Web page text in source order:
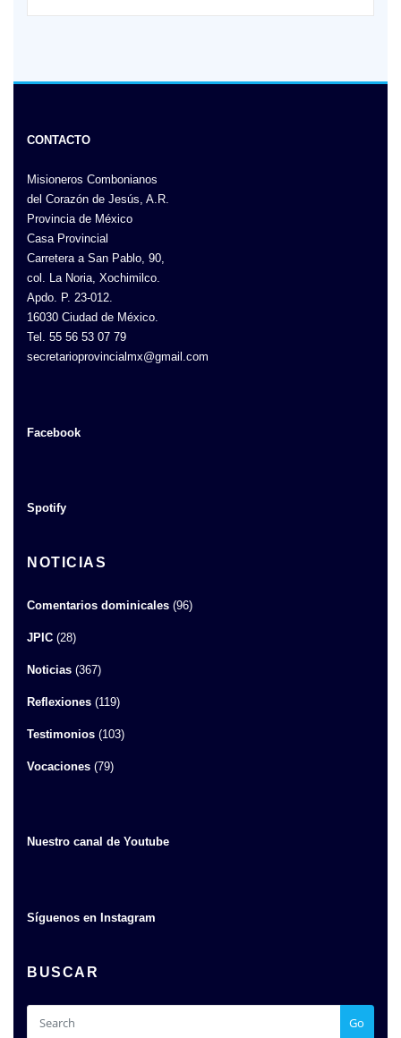
CONTACTO
Misioneros Combonianos
del Corazón de Jesús, A.R.
Provincia de México
Casa Provincial
Carretera a San Pablo, 90,
col. La Noria, Xochimilco.
Apdo. P. 23-012.
16030 Ciudad de México.
Tel. 55 56 53 07 79
secretarioprovincialmx@gmail.com
Facebook
Spotify
NOTICIAS
Comentarios dominicales (96)
JPIC (28)
Noticias (367)
Reflexiones (119)
Testimonios (103)
Vocaciones (79)
Nuestro canal de Youtube
Síguenos en Instagram
BUSCAR
Go